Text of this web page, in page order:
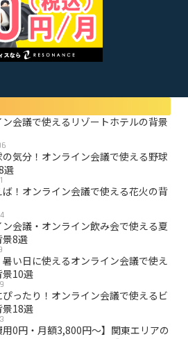
ン会議で使えるリゾートホテルの背景
の気分！オンライン会議で使える野球
選
ば！オンライン会議で使える花火の背
ン会議・オンライン飲み会で使える夏
景8選
暑い日に使えるオンライン会議で使え
景10選
ったり！オンライン会議で使えるビ
景18選
用0円・月額3,800円〜】関東エリアの